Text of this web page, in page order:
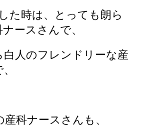
た時は、とっても朗ら
ースさんで、
人のフレンドリーな産
科ナースさんも、